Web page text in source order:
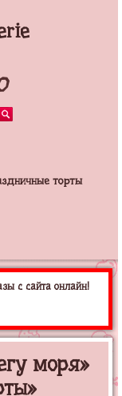
торты
с сайта онлайн!
моря»